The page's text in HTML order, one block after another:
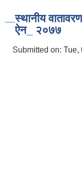
स्थानीय
ऐन_ २०७७
Submitted on: Tue,